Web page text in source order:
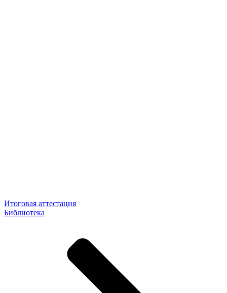
Итоговая аттестация
Библиотека